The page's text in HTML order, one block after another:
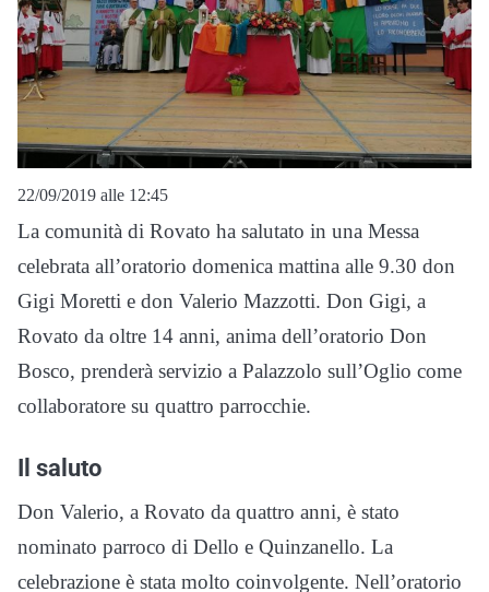
22/09/2019 alle 12:45
La comunità di Rovato ha salutato in una Messa
celebrata all’oratorio domenica mattina alle 9.30 don
Gigi Moretti e don Valerio Mazzotti. Don Gigi, a
Rovato da oltre 14 anni, anima dell’oratorio Don
Bosco, prenderà servizio a Palazzolo sull’Oglio come
collaboratore su quattro parrocchie.
Il saluto
Don Valerio, a Rovato da quattro anni, è stato
nominato parroco di Dello e Quinzanello. La
celebrazione è stata molto coinvolgente. Nell’oratorio